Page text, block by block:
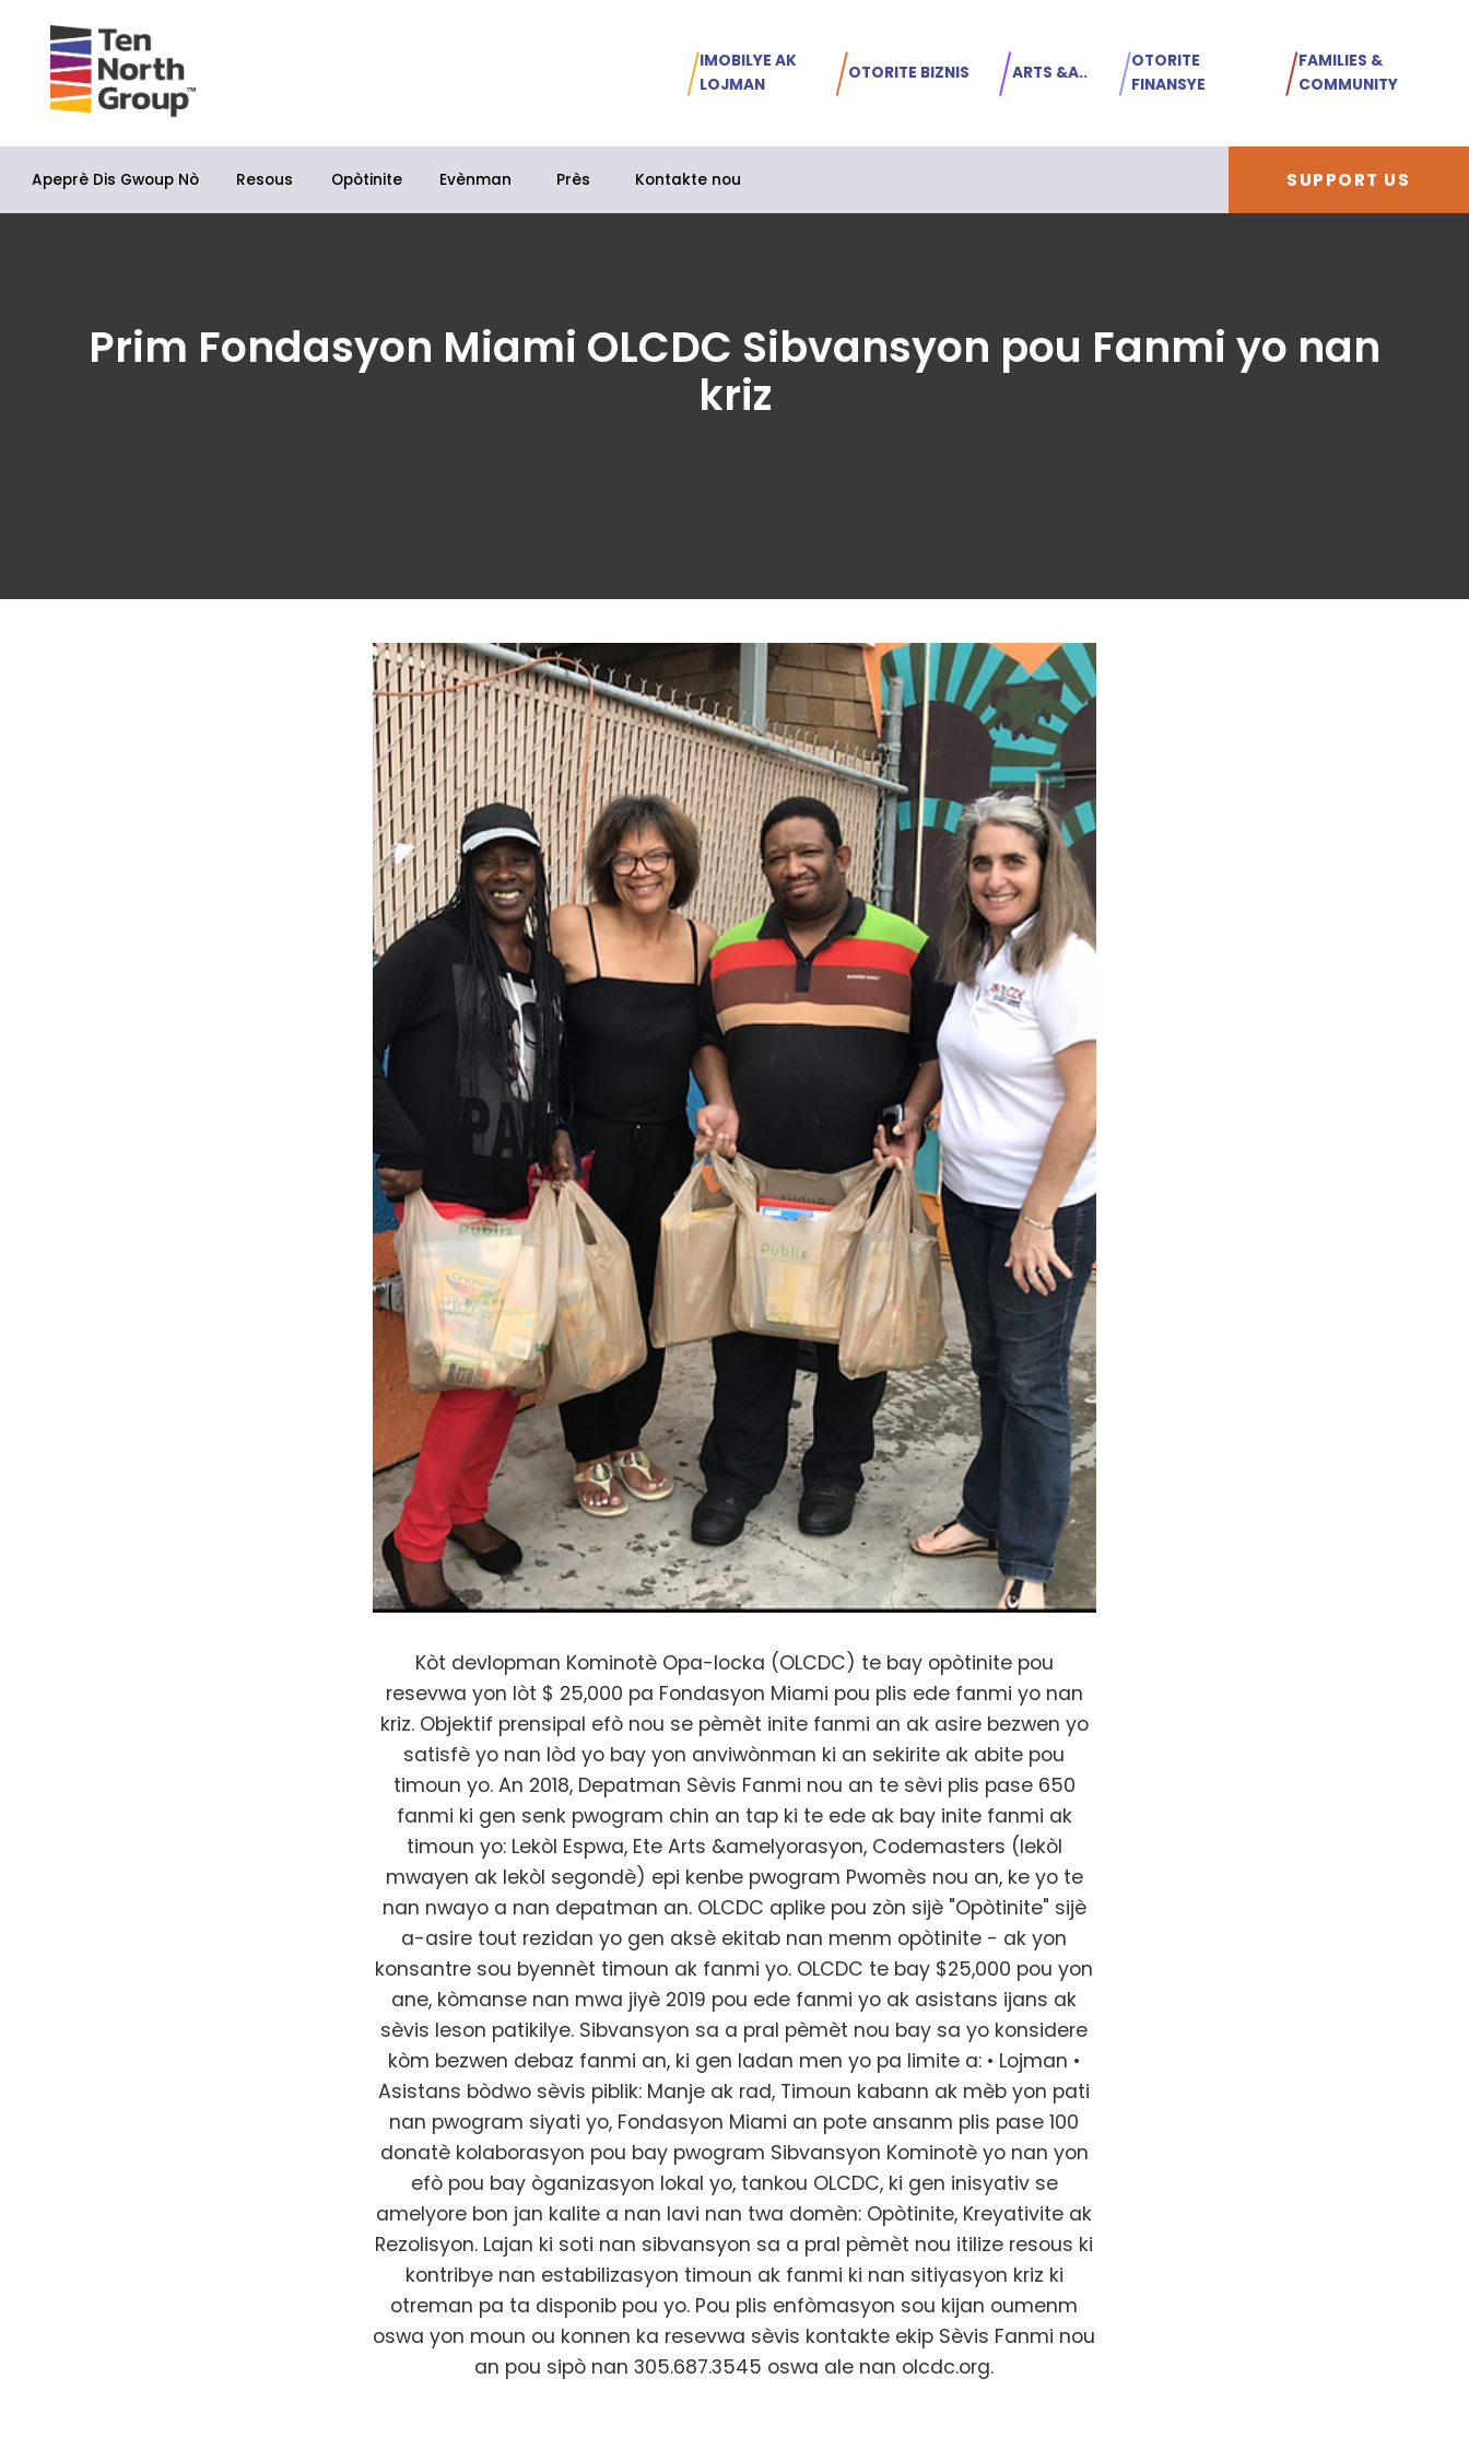
IMOBILYE AK
LOJMAN
OTORITE BIZNIS ARTS &A..
OTORITE
FINANSYE
FAMILIES &
COMMUNITY
Apeprè Dis Gwoup Nò Resous Opòtinite Evènman Près Kontakte nou SUPPORT US
Prim Fondasyon Miami OLCDC Sibvansyon pou Fanmi yo nan
kriz
Kòt devlopman Kominotè Opa-locka (OLCDC) te bay opòtinite pou
resevwa yon lòt $ 25,000 pa Fondasyon Miami pou plis ede fanmi yo nan
kriz. Objektif prensipal efò nou se pèmèt inite fanmi an ak asire bezwen yo
satisfè yo nan lòd yo bay yon anviwònman ki an sekirite ak abite pou
timoun yo. An 2018, Depatman Sèvis Fanmi nou an te sèvi plis pase 650
fanmi ki gen senk pwogram chin an tap ki te ede ak bay inite fanmi ak
timoun yo: Lekòl Espwa, Ete Arts &amelyorasyon, Codemasters (lekòl
mwayen ak lekòl segondè) epi kenbe pwogram Pwomès nou an, ke yo te
nan nwayo a nan depatman an. OLCDC aplike pou zòn sijè "Opòtinite" sijè
a-asire tout rezidan yo gen aksè ekitab nan menm opòtinite - ak yon
konsantre sou byennèt timoun ak fanmi yo. OLCDC te bay $25,000 pou yon
ane, kòmanse nan mwa jiyè 2019 pou ede fanmi yo ak asistans ijans ak
sèvis leson patikilye. Sibvansyon sa a pral pèmèt nou bay sa yo konsidere
kòm bezwen debaz fanmi an, ki gen ladan men yo pa limite a: • Lojman •
Asistans bòdwo sèvis piblik: Manje ak rad, Timoun kabann ak mèb yon pati
nan pwogram siyati yo, Fondasyon Miami an pote ansanm plis pase 100
donatè kolaborasyon pou bay pwogram Sibvansyon Kominotè yo nan yon
efò pou bay òganizasyon lokal yo, tankou OLCDC, ki gen inisyativ se
amelyore bon jan kalite a nan lavi nan twa domèn: Opòtinite, Kreyativite ak
Rezolisyon. Lajan ki soti nan sibvansyon sa a pral pèmèt nou itilize resous ki
kontribye nan estabilizasyon timoun ak fanmi ki nan sitiyasyon kriz ki
otreman pa ta disponib pou yo. Pou plis enfòmasyon sou kijan oumenm
oswa yon moun ou konnen ka resevwa sèvis kontakte ekip Sèvis Fanmi nou
an pou sipò nan 305.687.3545 oswa ale nan olcdc.org.